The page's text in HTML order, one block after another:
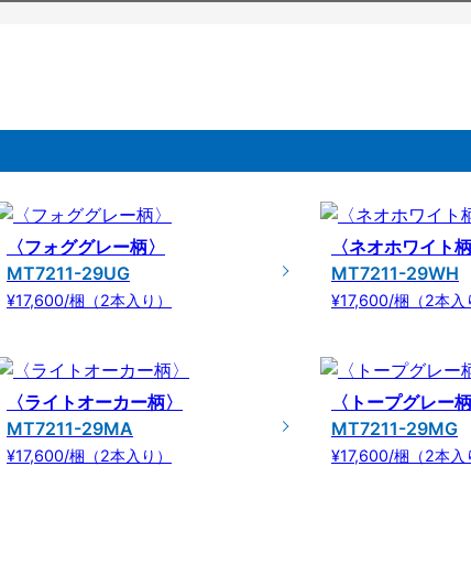
〈フォググレー柄〉
MT7211-29UG
¥17,600/梱（2本入り）
〈ネオホワイト柄
MT7211-29WH
¥17,600/梱（2本入
〈ライトオーカー柄〉
MT7211-29MA
¥17,600/梱（2本入り）
〈トープグレー柄
MT7211-29MG
¥17,600/梱（2本入